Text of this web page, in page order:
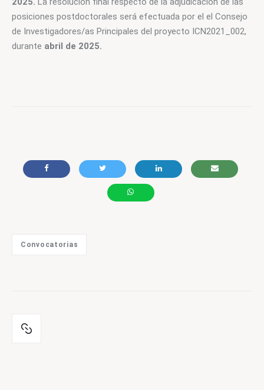
posiciones postdoctorales será efectuada por el el Consejo
de Investigadores/as Principales del proyecto ICN2021_002,
durante abril de 2025.
Convocatorias